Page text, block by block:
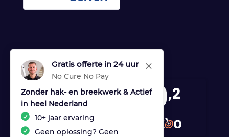
M
Gratis offerte in 24 uur
No Cure No Pay
Zonder hak- en breekwerk & Actief
in heel Nederland
10+ jaar ervaring
Geen oplossing? Geen
9,2
provided by